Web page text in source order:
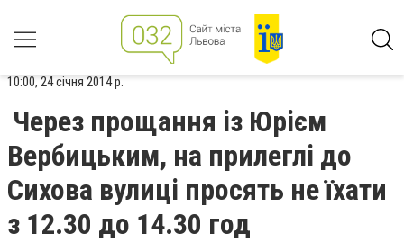
10:00, 24 січня 2014 р.
Через прощання із Юрієм
Вербицьким, на прилеглі до
Сихова вулиці просять не їхати
з 12.30 до 14.30 год